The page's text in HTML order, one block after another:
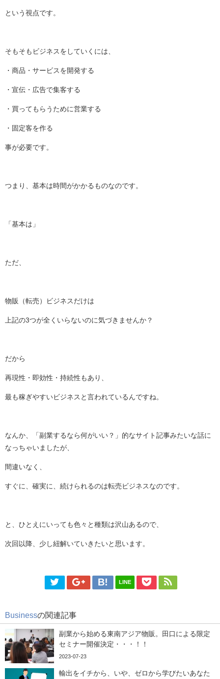
という視点です。
そもそもビジネスをしていくには、
・商品・サービスを開発する
・宣伝・広告で集客する
・買ってもらうために営業する
・固定客を作る
事が必要です。
つまり、基本は時間がかかるものなのです。
「基本は」
ただ、
物販（転売）ビジネスだけは
上記の3つが全くいらないのに気づきませんか？
だから
再現性・即効性・持続性もあり、
最も稼ぎやすいビジネスと言われているんですね。
なんか、「副業するなら何がいい？」的なサイト記事みたいな話に
なっちゃいましたが、
間違いなく、
すぐに、確実に、続けられるのは転売ビジネスなのです。
と、ひとえにいっても色々と種類は沢山あるので、
次回以降、少し紐解いていきたいと思います。
LINE
Businessの関連記事
副業から始める東南アジア物販。田口による限定
セミナー開催決定・・・！！
2023-07-23
輸出をイチから、いや、ゼロから学びたいあなた